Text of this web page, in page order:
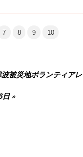
7 8 9 10
被災地ボランティアレ
日 »